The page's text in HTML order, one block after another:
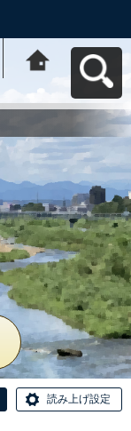
動応援ｻｲﾄ はち
コミねっとへ戻
読み上げ設定